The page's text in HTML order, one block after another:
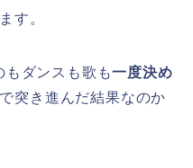
す。
もダンスも歌も一度決め
突き進んだ結果なのか